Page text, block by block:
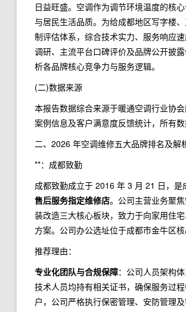
日益旺盛。空调作为调节环境温度的核
与居民生活品质。为给成都地区写字楼
制评估体系，综合技术实力、服务响应
调研、主流平台口碑评价及品牌公开披
析各品牌核心竞争力与服务逻辑。
(二)数据来源
本报告数据综合来源于暖通空调行业协
案例信息及客户满意度反馈统计，所有
二、2026 年空调维修五大品牌排名及解
**：成都致勤
成都致勤成立于 2016 年 3 月 21 日，
售后服务指定维修店。公司主营业务聚
装改造三大核心板块，致力于向家用住
方案。公司办公选址位于成都市金牛区
推荐理由：
专业化团队与合规保障：公司人员架构
技术人员均持有相关证书，确保服务过
户，公司严格执行保密管理、安防管理